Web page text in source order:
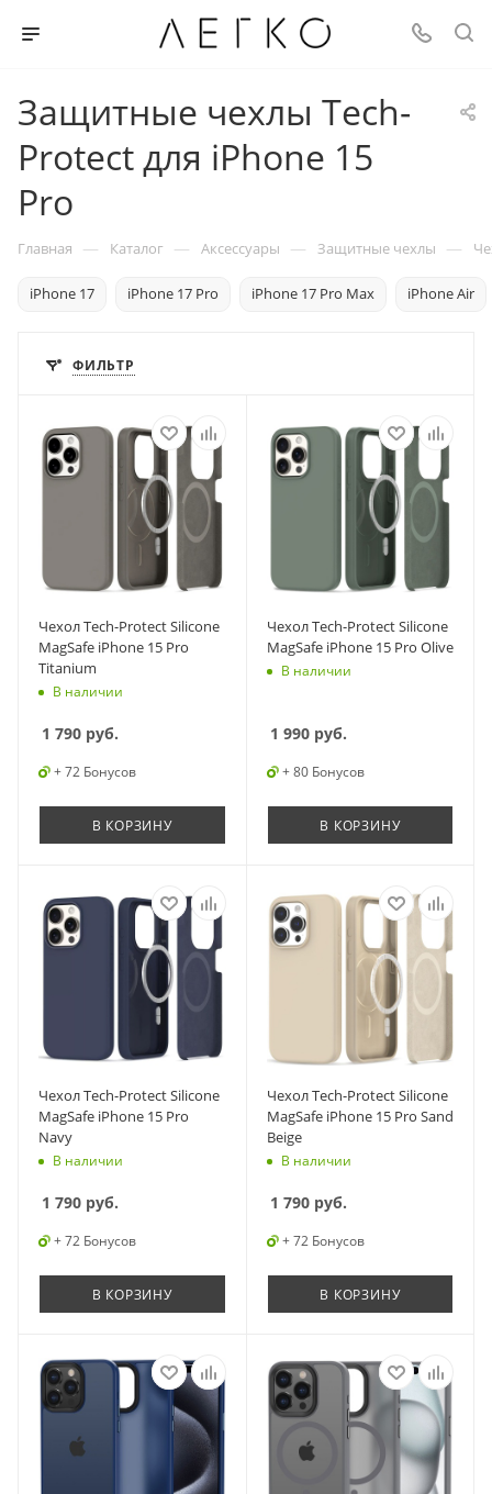
Защитные чехлы Tech-
Protect для iPhone 15
Pro
Главная — Каталог — Аксессуары — Защитные чехлы —
iPhone 17 iPhone 17 Pro iPhone 17 Pro Max iPhone Air
ФИЛЬТР
Чехол Tech-Protect Silicone
MagSafe iPhone 15 Pro
Titanium
В наличии
1 790 руб.
+ 72 Бонусов
В КОРЗИНУ
Чехол Tech-Protect Silicone
MagSafe iPhone 15 Pro Olive
В наличии
1 990руб.
+ 80 Бонусов
В КОРЗИНУ
Чехол Tech-Protect Silicone
MagSafe iPhone 15 Pro
Navy
В наличии
1 790 руб.
+ 72 Бонусов
В КОРЗИНУ
Чехол Tech-Protect Silicone
MagSafe iPhone 15 Pro Sand
Beige
В наличии
1 790руб.
+ 72 Бонусов
В КОРЗИНУ